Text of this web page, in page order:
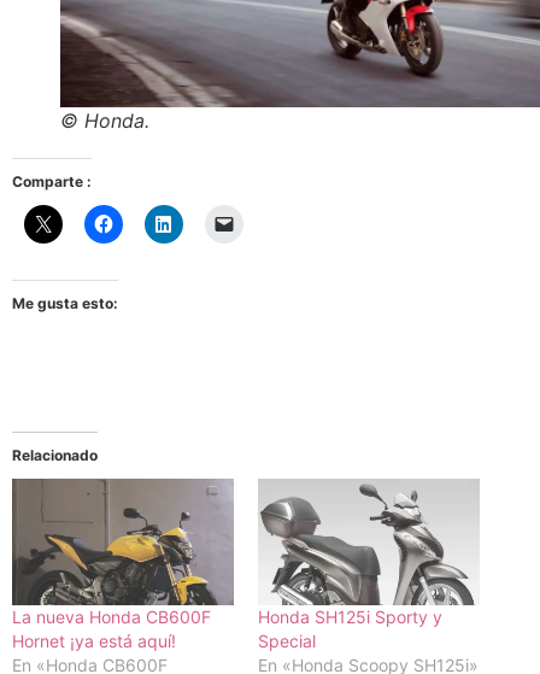
© Honda.
Comparte :
Me gusta esto:
Relacionado
La nueva Honda CB600F
Hornet ¡ya está aquí!
En «Honda CB600F
Honda SH125i Sporty y
Special
En «Honda Scoopy SH125i»